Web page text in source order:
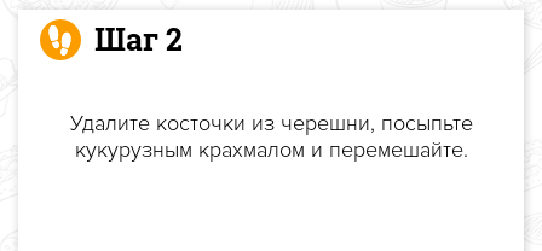
Шаг 2
Удалите косточки из черешни, посыпьте
кукурузным крахмалом и перемешайте.